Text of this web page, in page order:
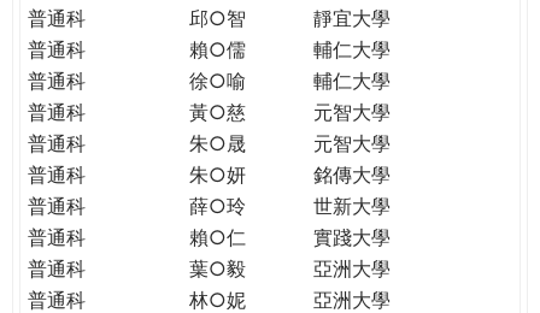
普通科
邱○智
靜宜大學
普通科
賴○儒
輔仁大學
普通科
徐○喻
輔仁大學
普通科
黃○慈
元智大學
普通科
朱○晟
元智大學
普通科
朱○妍
銘傳大學
普通科
薛○玲
世新大學
普通科
賴○仁
實踐大學
普通科
葉○毅
亞洲大學
普通科
林○妮
亞洲大學